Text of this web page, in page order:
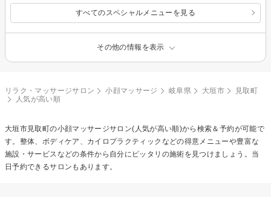
すべてのスペシャルメニューを見る
その他の情報を表示
リラク・マッサージサロン 小顔マッサージ 岐阜県 大垣市
見取町
人気が高い順
大垣市見取町の小顔マッサージサロン(人気が高い順)から検索＆予約が可能で
す。整体、ボディケア、カイロプラクティックなどの得意メニューや豊富な
施設・サービスなどの条件から自分にピッタリの施術を見つけましょう。当
日予約できるサロンもあります。